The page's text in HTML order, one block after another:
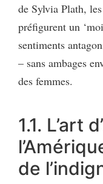
de Sylvia Plath,
préfigurent un
sentiments
– sans ambages
des femmes.
1.1. L’art
de